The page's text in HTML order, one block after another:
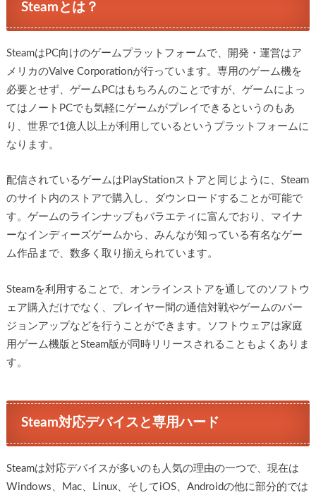
Steamとは？
SteamはPC向けのゲームプラットフォームで、開発・運営はア
メリカのValve Corporationが行っています。専用のゲーム機を
必要とせず、ゲームPCはもちろんのことですが、ゲームによっ
てはノートPCでも気軽にゲームがプレイできるというのもあ
り、世界で1億人以上が利用しているというプラットフォームに
なります。
配信されているゲームはPlayStationストアと同じように、Steam
のサイト内のストアで購入し、ダウンロードすることが可能で
す。ゲームのラインナップもバラエティに富んでおり、マイナ
ーなインディーズゲームから、みんなが知っている有名なゲー
ム作品まで、数多く取り揃えられています。
Steamを利用することで、オンラインストアを通してのソフトウ
ェア購入だけでなく、プレイヤー間の通信対戦やゲームのバー
ジョンアップなどを行うことができます。ソフトウェアは家庭
用ゲーム機版とSteam版が同時リリースされることもよくありま
す。
Steam対応デバイスと専用ハード
Steamは対応デバイスが多いのも人気の理由の一つで、現在は
Windows、Mac、Linux、そしてiOS、Androidの他に部分的では